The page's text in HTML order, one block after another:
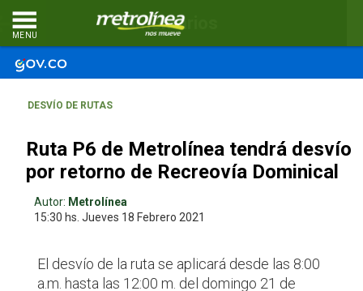
MENU
DESVÍO DE RUTAS
Ruta P6 de Metrolínea tendrá desvío
por retorno de Recreovía Dominical
Autor: Metrolínea
15:30 hs. Jueves 18 Febrero 2021
El desvío de la ruta se aplicará desde las 8:00
a.m. hasta las 12:00 m. del domingo 21 de
Comentarios